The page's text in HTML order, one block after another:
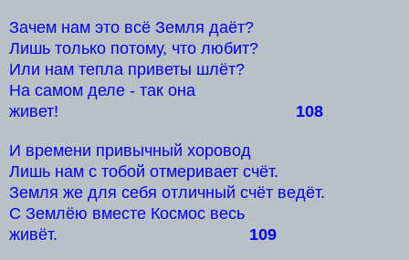
Зачем нам это всё Земля даёт?
Лишь только потому, что любит?
Или нам тепла приветы шлёт?
На самом деле - так она
живет! 108
И времени привычный хоровод
Лишь нам с тобой отмеривает счёт.
Земля же для себя отличный счёт ведёт.
С Землёю вместе Космос весь
живёт. 109